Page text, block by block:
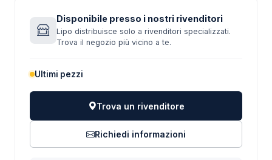
Disponibile presso i nostri rivenditori
Lipo distribuisce solo a rivenditori specializzati.
Trova il negozio più vicino a te.
Ultimi pezzi
Trova un rivenditore
Richiedi informazioni